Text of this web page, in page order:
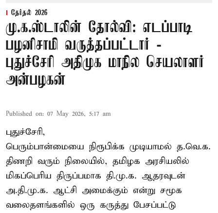
தேர்தல் 2026
மு.க.ஸ்டாலின் தோல்வி: எடப்பாடி
பழனிசாமி வருத்தப்பட்டார் -
புதுச்சேரி அதிமுக மாநில செயலாளர்
அன்பழகன்
Published on: 07 May 2026, 5:17 am
புதுச்சேரி,
பெரும்பான்மையை நிரூபிக்க முடியாமல் த.வெ.க.
திணறி வரும் நிலையில், தமிழக அரசியலில்
மிகப்பெரிய திருப்பமாக தி.மு.க. ஆதரவுடன்
அ.தி.மு.க. ஆட்சி அமைக்கும் என்று சமூக
வலைதளங்களில் ஒரு கருத்து பேசப்பட்டு